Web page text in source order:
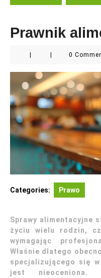
Prawnik
0
Categories: Prawo
Sprawy alimentacyjne
życiu wielu rodzin,
wymagając
Właśnie dlatego
specjalizującego się
jest nieoceniona.